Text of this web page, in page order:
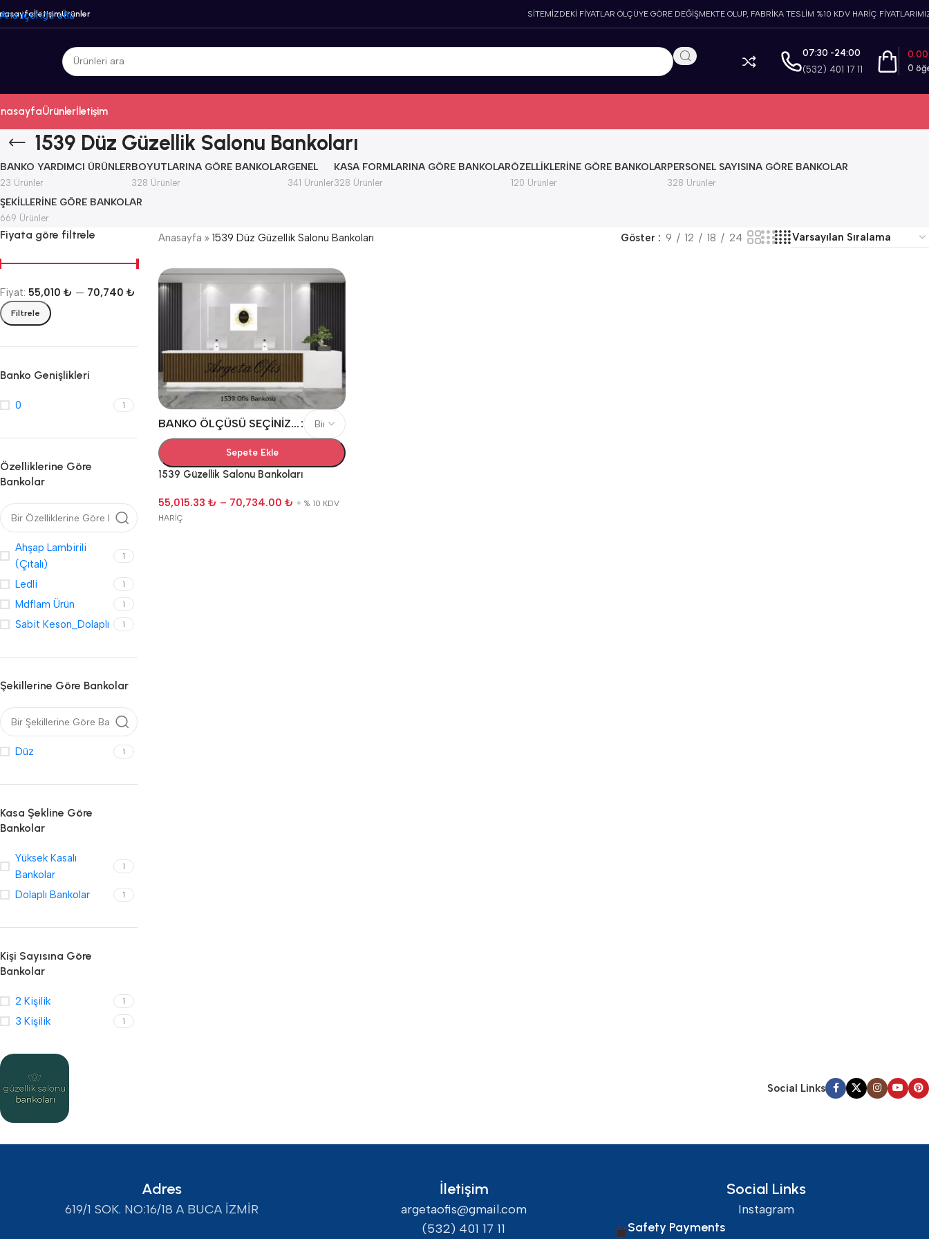
Ana içeriğe atla
İletişimÜrünler SİTEMİZDEKİ FİYATLAR ÖLÇÜYE GÖRE DEĞİŞMEKTE OLUP, FABRİKA TESLİM %10 KDV HARİÇ
07:30 -24:00
(532) 401 17 11 0
Ürünlerİletişim
1539 Düz Güzellik Salonu Bankoları
BANKO YARDIMCI ÜRÜNLER
23 Ürünler
BOYUTLARINA GÖRE BANKOLAR
328 Ürünler
GENEL
341 Ürünler
KASA FORMLARINA GÖRE BANKOLAR
328 Ürünler
ÖZELLIKLERINE GÖRE BANKOLAR
120 Ürünler
PERSONEL SAYISINA GÖRE BANKOLAR
328 Ürünler
ŞEKILLERINE GÖRE BANKOLAR
669 Ürünler
Fiyata göre filtrele
Filtrele
Fiyat: 55,010 ₺ — 70,740 ₺
Banko Genişlikleri
0 1
Özelliklerine Göre
Bankolar
Ahşap Lambirili
(Çıtalı)
1
Ledli 1
Mdflam Ürün 1
Sabit Keson_Dolaplı 1
Şekillerine Göre Bankolar
Düz 1
Kasa Şekline Göre
Bankolar
Yüksek Kasalı
Bankolar
1
Dolaplı Bankolar 1
Kişi Sayısına Göre
Bankolar
2 Kişilik 1
3 Kişilik 1
Anasayfa » 1539 Düz Güzellik Salonu Bankoları Göster 9 12 18 24
BANKO ÖLÇÜSÜ SEÇINIZ...
Sepete Ekle
1539 Güzellik Salonu Bankoları
55,015.33 ₺ – 70,734.00 ₺ + % 10 KDV
HARİÇ
Social Links
Adres
619/1 SOK. NO:16/18 A BUCA İZMİR
İletişim
argetaofis@gmail.com
(532) 401 17 11
Social Links
Instagram
Safety Payments